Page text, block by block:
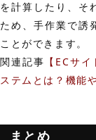
を計算したり、そ
ため、手作業で誘
ことができます。
関連記事 【ECサ
ステムとは？機能
まとめ